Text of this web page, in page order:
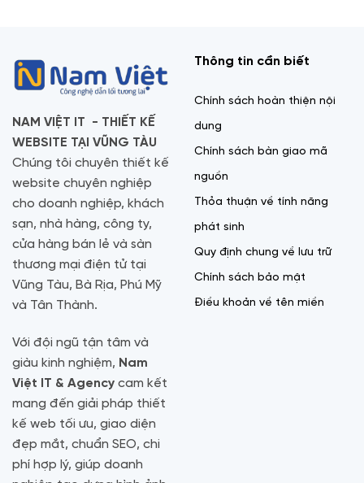
NAM VIỆT IT - THIẾT KẾ
WEBSITE TẠI VŨNG TÀU
Chúng tôi chuyên thiết kế
website chuyên nghiệp
cho doanh nghiệp, khách
sạn, nhà hàng, công ty,
cửa hàng bán lẻ và sàn
thương mại điện tử tại
Vũng Tàu, Bà Rịa, Phú Mỹ
và Tân Thành.
Với đội ngũ tận tâm và
giàu kinh nghiệm, Nam
Việt IT & Agency cam kết
mang đến giải pháp thiết
kế web tối ưu, giao diện
đẹp mắt, chuẩn SEO, chi
phí hợp lý, giúp doanh
Thông tin cần biết
Chính sách hoàn thiện nội
dung
Chính sách bàn giao mã
nguồn
Thỏa thuận về tính năng
phát sinh
Quy định chung về lưu trữ
Chính sách bảo mật
Điều khoản về tên miền